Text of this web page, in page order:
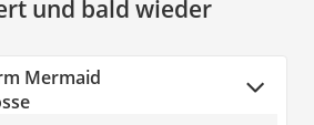
und bald wieder
Mermaid